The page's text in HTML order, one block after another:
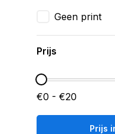
Geen print
Prijs
€0 - €20
Prijs